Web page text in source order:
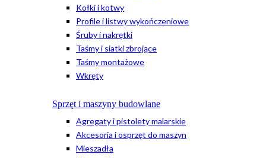
Kołki i kotwy
Profile i listwy wykończeniowe
Śruby i nakrętki
Taśmy i siatki zbrojące
Taśmy montażowe
Wkręty
Sprzęt i maszyny budowlane
Agregaty i pistolety malarskie
Akcesoria i osprzęt do maszyn
Mieszadła